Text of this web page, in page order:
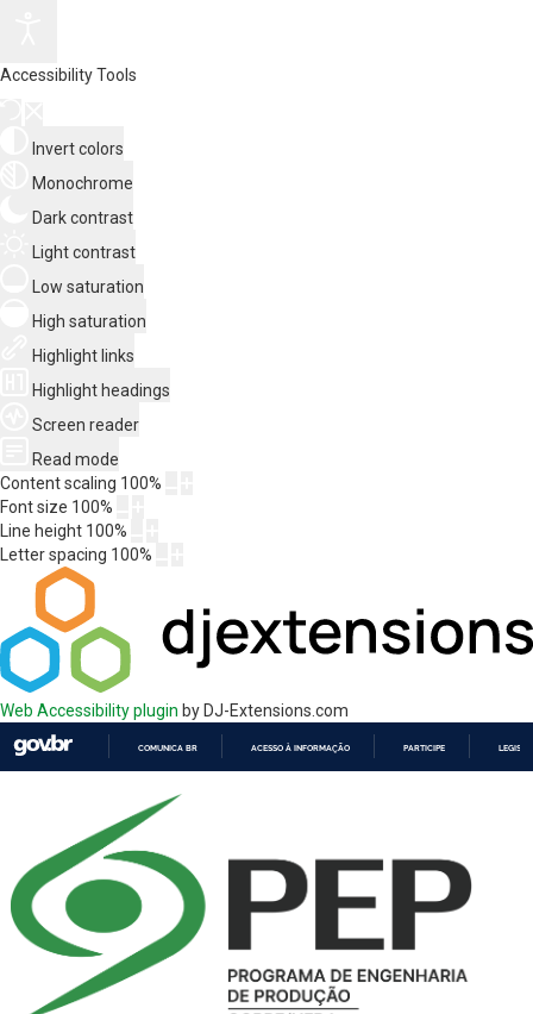
Accessibility Tools
Invert colors
Monochrome
Dark contrast
Light contrast
Low saturation
High saturation
Highlight links
Highlight headings
Screen reader
Read mode
Content scaling 100%
Font size 100%
Line height 100%
Letter spacing 100%
Web Accessibility plugin by DJ-Extensions.com
COMUNICA BR ACESSO À INFORMAÇÃO PARTICIPE